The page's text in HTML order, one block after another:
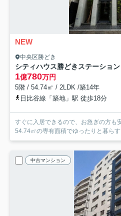
NEW
中央区勝どき
シティハウス勝どきステーション
1億780万円
5階 / 54.74㎡ / 2LDK /築14年
日比谷線「築地」駅 徒歩18分
すぐに入居できるので、お急ぎの方も
54.74㎡の専有面積でゆったりと暮らす
中古マンション